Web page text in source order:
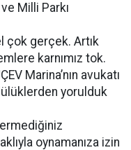
Milli Parkı
çok gerçek. Artık
karnımız tok.
Marina’nın avukatı
yorulduk
oynamanıza izin